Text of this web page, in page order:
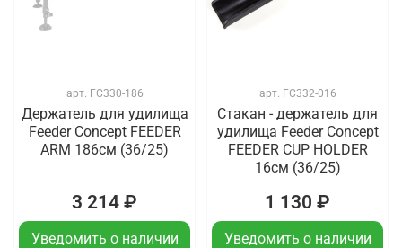
арт. FC330-186
Держатель для удилища
Feeder Concept FEEDER
ARM 186см (36/25)
3 214 ₽
Уведомить о наличии
арт. FC332-016
Стакан - держатель для
удилища Feeder Concept
FEEDER CUP HOLDER
16см (36/25)
1 130 ₽
Уведомить о наличии